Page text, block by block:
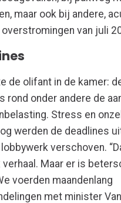
maar ook bij andere,
van juli
de olifant in de kamer:
rond onder andere de
Stress en
werden de deadlines
verschoven.
Maar er is
voerden maandenlang
met minister